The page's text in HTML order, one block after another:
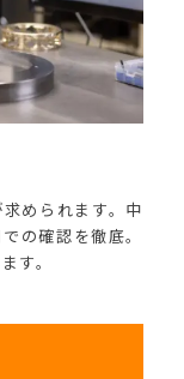
められます。中
の確認を徹底。
す。